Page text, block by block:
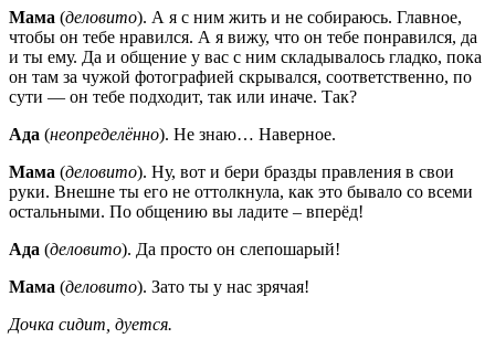
Мама (деловито). А я с ним жить и не собираюсь. Главное,
чтобы он тебе нравился. А я вижу, что он тебе понравился, да
и ты ему. Да и общение у вас с ним складывалось гладко, пока
он там за чужой фотографией скрывался, соответственно, по
сути — он тебе подходит, так или иначе. Так?
Ада (неопределённо). Не знаю… Наверное.
Мама (деловито). Ну, вот и бери бразды правления в свои
руки. Внешне ты его не оттолкнула, как это бывало со всеми
остальными. По общению вы ладите – вперёд!
Ада (деловито). Да просто он слепошарый!
Мама (деловито). Зато ты у нас зрячая!
Дочка сидит, дуется.